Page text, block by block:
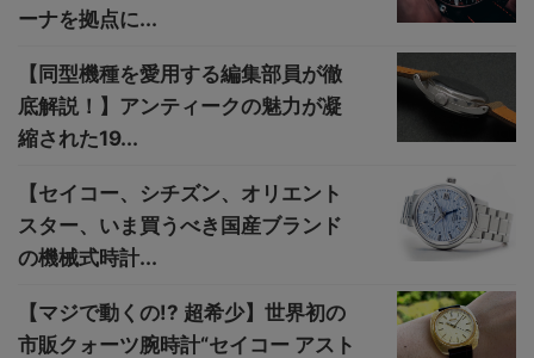
ーナを拠点に...
【同型機種を愛用する編集部員が徹
底解説！】アンティークの魅力が凝
縮された19...
【セイコー、シチズン、オリエント
スター、いま買うべき国産ブランド
の機械式時計...
【マジで動くの!? 超希少】世界初の
市販クォーツ腕時計“セイコー アスト